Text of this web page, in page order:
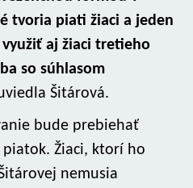
tvoria piati žiaci a jeden
aj žiaci tretieho
so súhlasom
Šitárová.
bude prebiehať
piatok. Žiaci, ktorí ho
nemusia